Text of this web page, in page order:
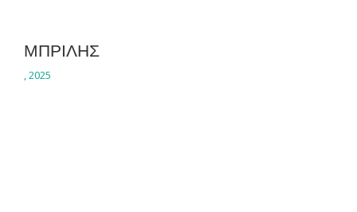
ΜΠΡΙΛΗΣ
,2025